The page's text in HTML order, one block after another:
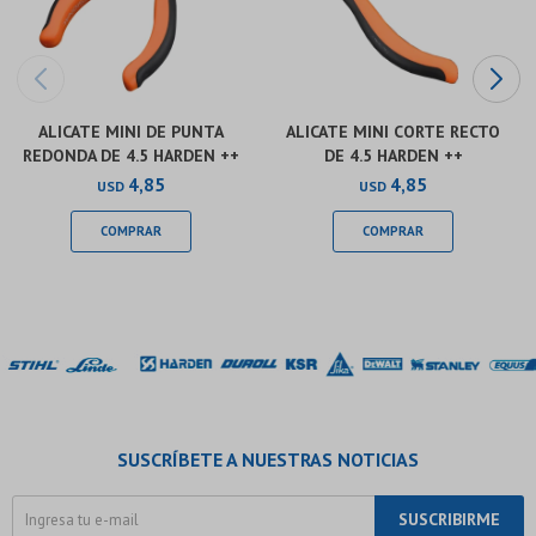
ALICATE MINI DE PUNTA
REDONDA DE 4.5 HARDEN ++
USD 4,85
ALICATE MINI CORTE RECTO
DE 4.5 HARDEN ++
USD 4,85
SUSCRÍBETE A NUESTRAS NOTICIAS
SUSCRIBIRME